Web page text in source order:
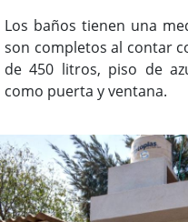
Los baños tienen una
son completos al contar
de 450 litros, piso de
como puerta y ventana.